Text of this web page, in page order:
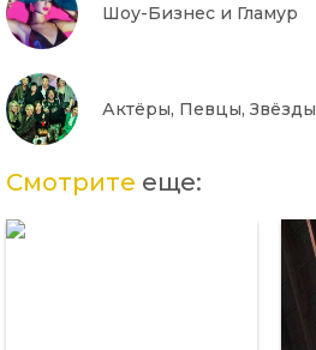
Шоу-Бизнес и Гламур
Актёры, Певцы, Звёзды
Смотрите еще: